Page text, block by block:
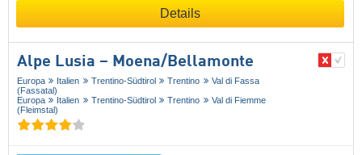
Details
Alpe Lusia – Moena/​Bellamonte
Europa Italien Trentino-Südtirol Trentino
Val di Fassa
(Fassatal)
Europa
Italien Trentino-Südtirol Trentino
Val di Fiemme
(Fleimstal)